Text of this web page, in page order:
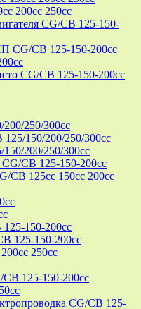
200cc 250cc
CG/CB 125-150-
CG/CB 125-150-200cc
CG/CB 125-150-200cc
250/300cc
150/200/250/300cc
200/250/300cc
CB 125-150-200cc
CB 125cc 150cc 200cc
125-150-200cc
125-150-200cc
250cc
125-150-200cc
CG/CB 125-